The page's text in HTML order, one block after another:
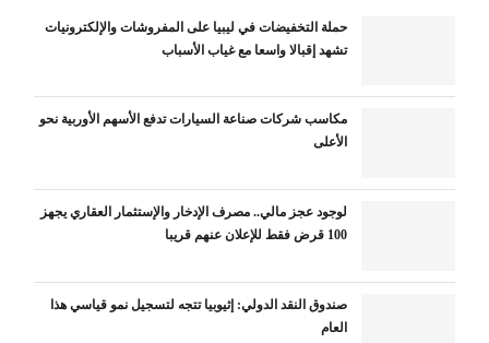
حملة التخفيضات في ليبيا على المفروشات والإلكترونيات
تشهد إقبالا واسعا مع غياب الأسباب
مكاسب شركات صناعة السيارات تدفع الأسهم الأوربية نحو
الأعلى
لوجود عجز مالي.. مصرف الإدخار والإستثمار العقاري يجهز
100 قرض فقط للإعلان عنهم قريبا
صندوق النقد الدولي: إثيوبيا تتجه لتسجيل نمو قياسي هذا
العام